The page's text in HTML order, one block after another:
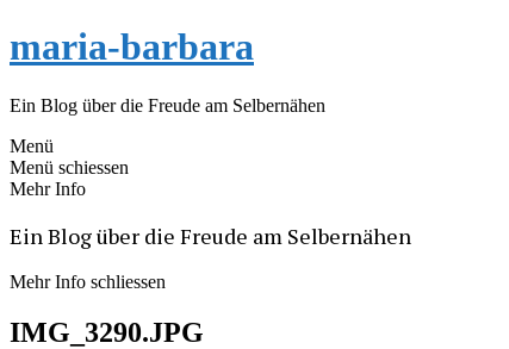
maria-barbara
Ein Blog über die Freude am Selbernähen
Menü
Menü schiessen
Mehr Info
Ein Blog über die Freude am Selbernähen
Mehr Info schliessen
IMG_3290.JPG